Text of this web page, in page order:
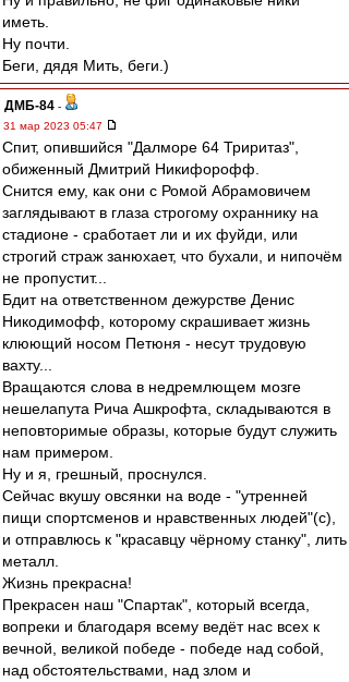
иметь.
Ну почти.
Беги, дядя Мить, беги.)
ДМБ-84 -
31 мар 2023 05:47
Спит, опившийся "Далморе 64 Триритаз",
обиженный Дмитрий Никифорофф.
Снится ему, как они с Ромой Абрамовичем
заглядывают в глаза строгому охраннику на
стадионе - сработает ли и их фуйди, или
строгий страж занюхает, что бухали, и нипочём
не пропустит...
Бдит на ответственном дежурстве Денис
Никодимофф, которому скрашивает жизнь
клюющий носом Петюня - несут трудовую
вахту...
Вращаются слова в недремлющем мозге
нешелапута Рича Ашкрофта, складываются в
неповторимые образы, которые будут служить
нам примером.
Ну и я, грешный, проснулся.
Сейчас вкушу овсянки на воде - "утренней
пищи спортсменов и нравственных людей"(с),
и отправлюсь к "красавцу чёрному станку", лить
металл.
Жизнь прекрасна!
Прекрасен наш "Спартак", который всегда,
вопреки и благодаря всему ведёт нас всех к
вечной, великой победе - победе над собой,
над обстоятельствами, над злом и